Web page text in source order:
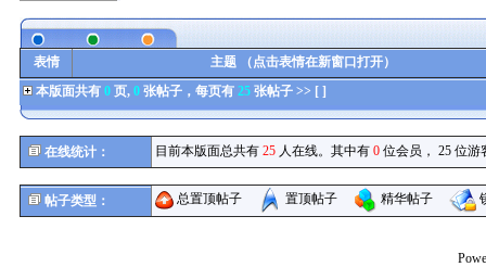
表情
主题 （点击表情在新窗口打开）
本版面共有 0 页, 0 张帖子，每页有 25 张帖子 >> [ ]
在线统计： 目前本版面总共有 25 人在线。其中有 0 位会员， 25 位
帖子类型： 总置顶帖子 置顶帖子 精华帖子